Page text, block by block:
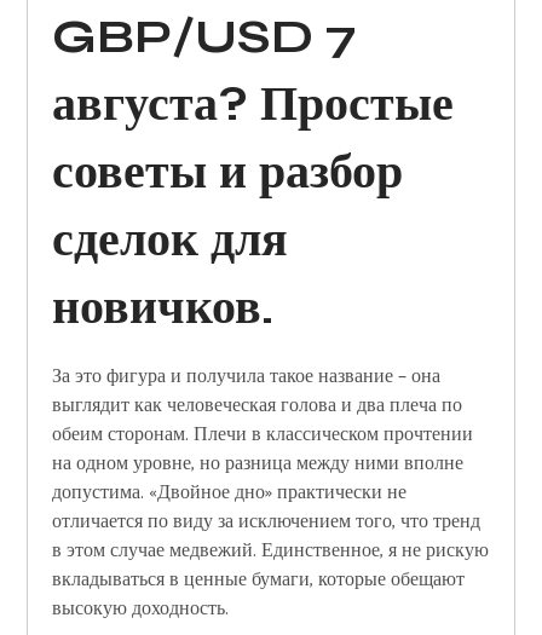
GBP/USD 7
августа? Простые
советы и разбор
сделок для
новичков.
За это фигура и получила такое название – она
выглядит как человеческая голова и два плеча по
обеим сторонам. Плечи в классическом прочтении
на одном уровне, но разница между ними вполне
допустима. «Двойное дно» практически не
отличается по виду за исключением того, что тренд
в этом случае медвежий. Единственное, я не рискую
вкладываться в ценные бумаги, которые обещают
высокую доходность.